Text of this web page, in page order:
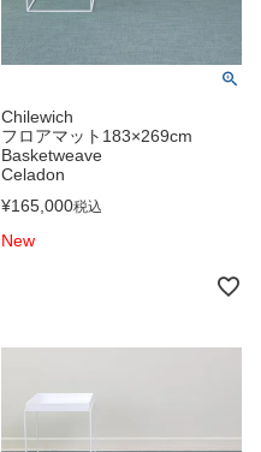
Chilewich
フロアマット183×269cm
Basketweave
Celadon
¥165,000税込
New